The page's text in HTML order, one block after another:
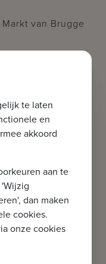
van Brugge
1 km afstand
volgende
met open
voorzien
Vanuit de
bezoek
of mail naar
te laten
en
akkoord
aan te
dan maken
cookies.
onze cookies